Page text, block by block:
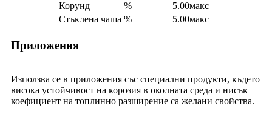
Корунд
%
5.00макс
Стъклена чаша % 5.00макс
Приложения
Използва се в приложения със специални продукти, където
висока устойчивост на корозия в околната среда и нисък
коефициент на топлинно разширение са желани свойства.